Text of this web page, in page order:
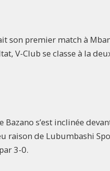
son premier match à
V-Club se classe à la
s’est inclinée
raison de Lubumbashi
3-0.